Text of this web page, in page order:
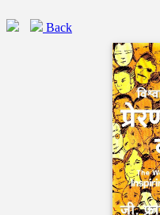
Back